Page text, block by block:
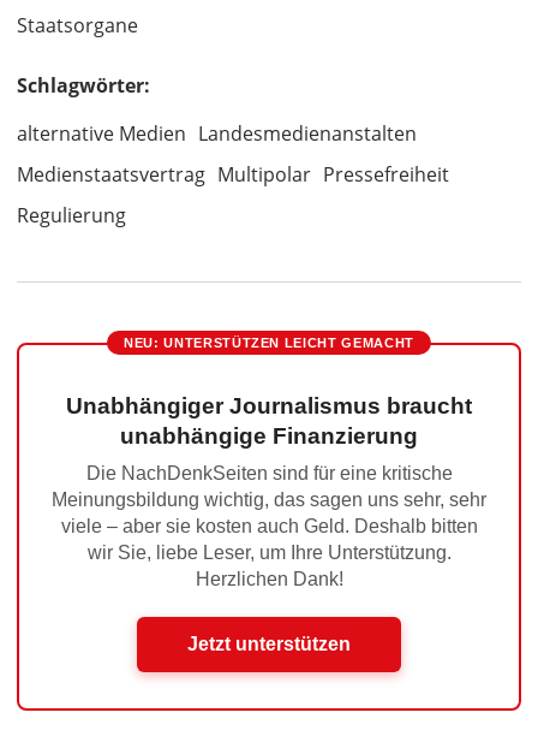
Staatsorgane
Schlagwörter:
alternative Medien Landesmedienanstalten
Medienstaatsvertrag Multipolar Pressefreiheit
Regulierung
NEU: UNTERSTÜTZEN LEICHT GEMACHT
Unabhängiger Journalismus braucht
unabhängige Finanzierung
Die NachDenkSeiten sind für eine kritische
Meinungsbildung wichtig, das sagen uns sehr, sehr
viele – aber sie kosten auch Geld. Deshalb bitten
wir Sie, liebe Leser, um Ihre Unterstützung.
Herzlichen Dank!
Jetzt unterstützen